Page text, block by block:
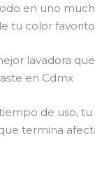
en uno
tu color
lavadora
en Cdmx
de uso,
termina